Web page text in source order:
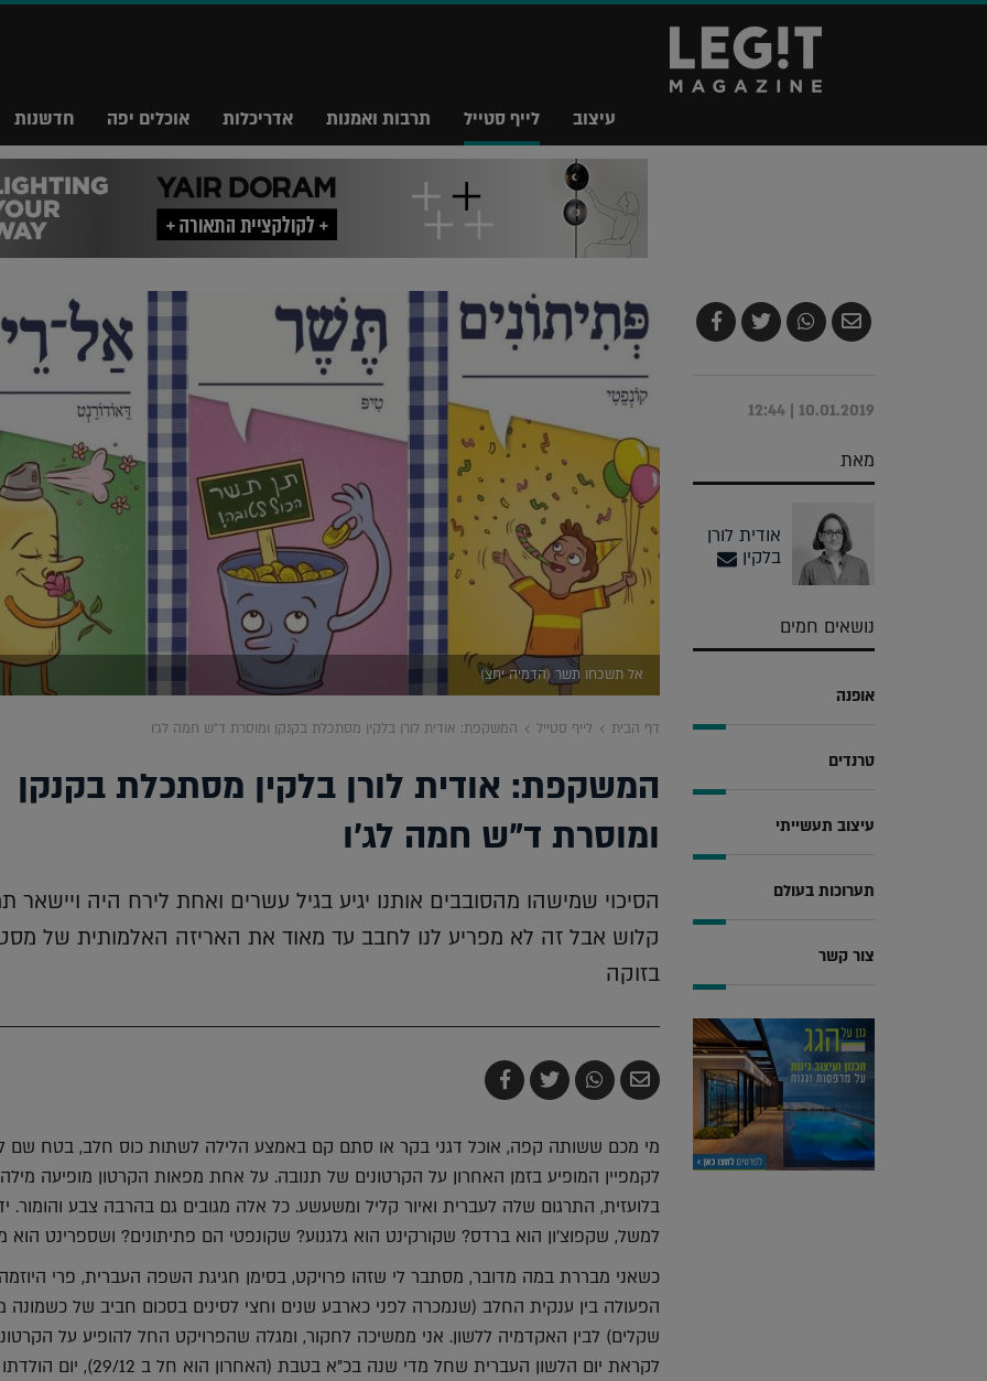
עיצוב לייף סטייל תרבות ואמנות אדריכלות אוכלים יפה חדשנות
אל תשכחו תשר (הדמיה יחצ)
דף הבית לייף סטייל המשקפת: אודית לורן בלקין מסתכלת בקנקן ומוסרת ד"ש חמה לג'ו
המשקפת: אודית לורן בלקין מסתכלת בקנקן
ומוסרת ד"ש חמה לג'ו
הסיכוי שמישהו מהסובבים אותנו יגיע בגיל עשרים ואחת לירח היה ויישאר
קלוש אבל זה לא מפריע לנו לחבב עד מאוד את האריזה האלמותית של
בזוקה
שלח
בדואר
שתף
ב-
צייץ
ב-
שתף
ב-
מי מכם ששותה קפה, אוכל דגני בקר או סתם קם באמצע הלילה לשתות כוס חלב, בטח שם
לקמפיין המופיע בזמן האחרון על הקרטונים של תנובה. על אחת מפאות הקרטון מופיעה מילה
בלועזית, התרגום שלה לעברית ואיור קליל ומשעשע. כל אלה מגובים גם בהרבה צבע והומור.
למשל, שקפוצ'ון הוא ברדס? שקורקינט הוא גלגנוע? שקונפטי הם פתיתונים? ושספרינט הוא
כשאני מבררת במה מדובר, מסתבר לי שזהו פרויקט, בסימן חגיגת השפה העברית, פרי
הפעולה בין ענקית החלב (שנמכרה לפני כארבע שנים וחצי לסינים בסכום חביב של כשמונה
שקלים) לבין האקדמיה ללשון. אני ממשיכה לחקור, ומגלה שהפרויקט החל להופיע על
לקראת יום הלשון העברית שחל מדי שנה בכ"א בטבת (האחרון הוא חל ב
שלח
בדואר
שתף
ב-
צייץ
ב-
שתף
ב-
Facebook
10.01.2019 | 12:44
מאת
אודית לורן
בלקין
נושאים חמים
אופנה
טרנדים
עיצוב תעשייתי
תערוכות בעולם
צור קשר